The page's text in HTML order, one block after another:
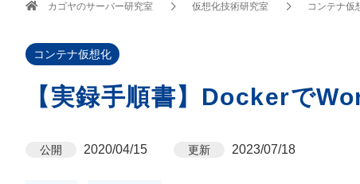
カゴヤのサーバー研究室 仮想化技術研究室 コンテナ仮
コンテナ仮想化
【実録手順書】Dockerで
公開 2020/04/15 更新 2023/07/18